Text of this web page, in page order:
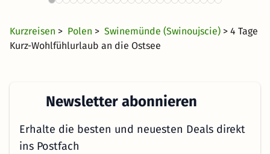
36 CHF
Kurzreisen > Polen > Swinemünde (Swinoujscie) > 4 Tage
Kurz-Wohlfühlurlaub an die Ostsee
Newsletter abonnieren
Erhalte die besten und neuesten Deals direkt
ins Postfach